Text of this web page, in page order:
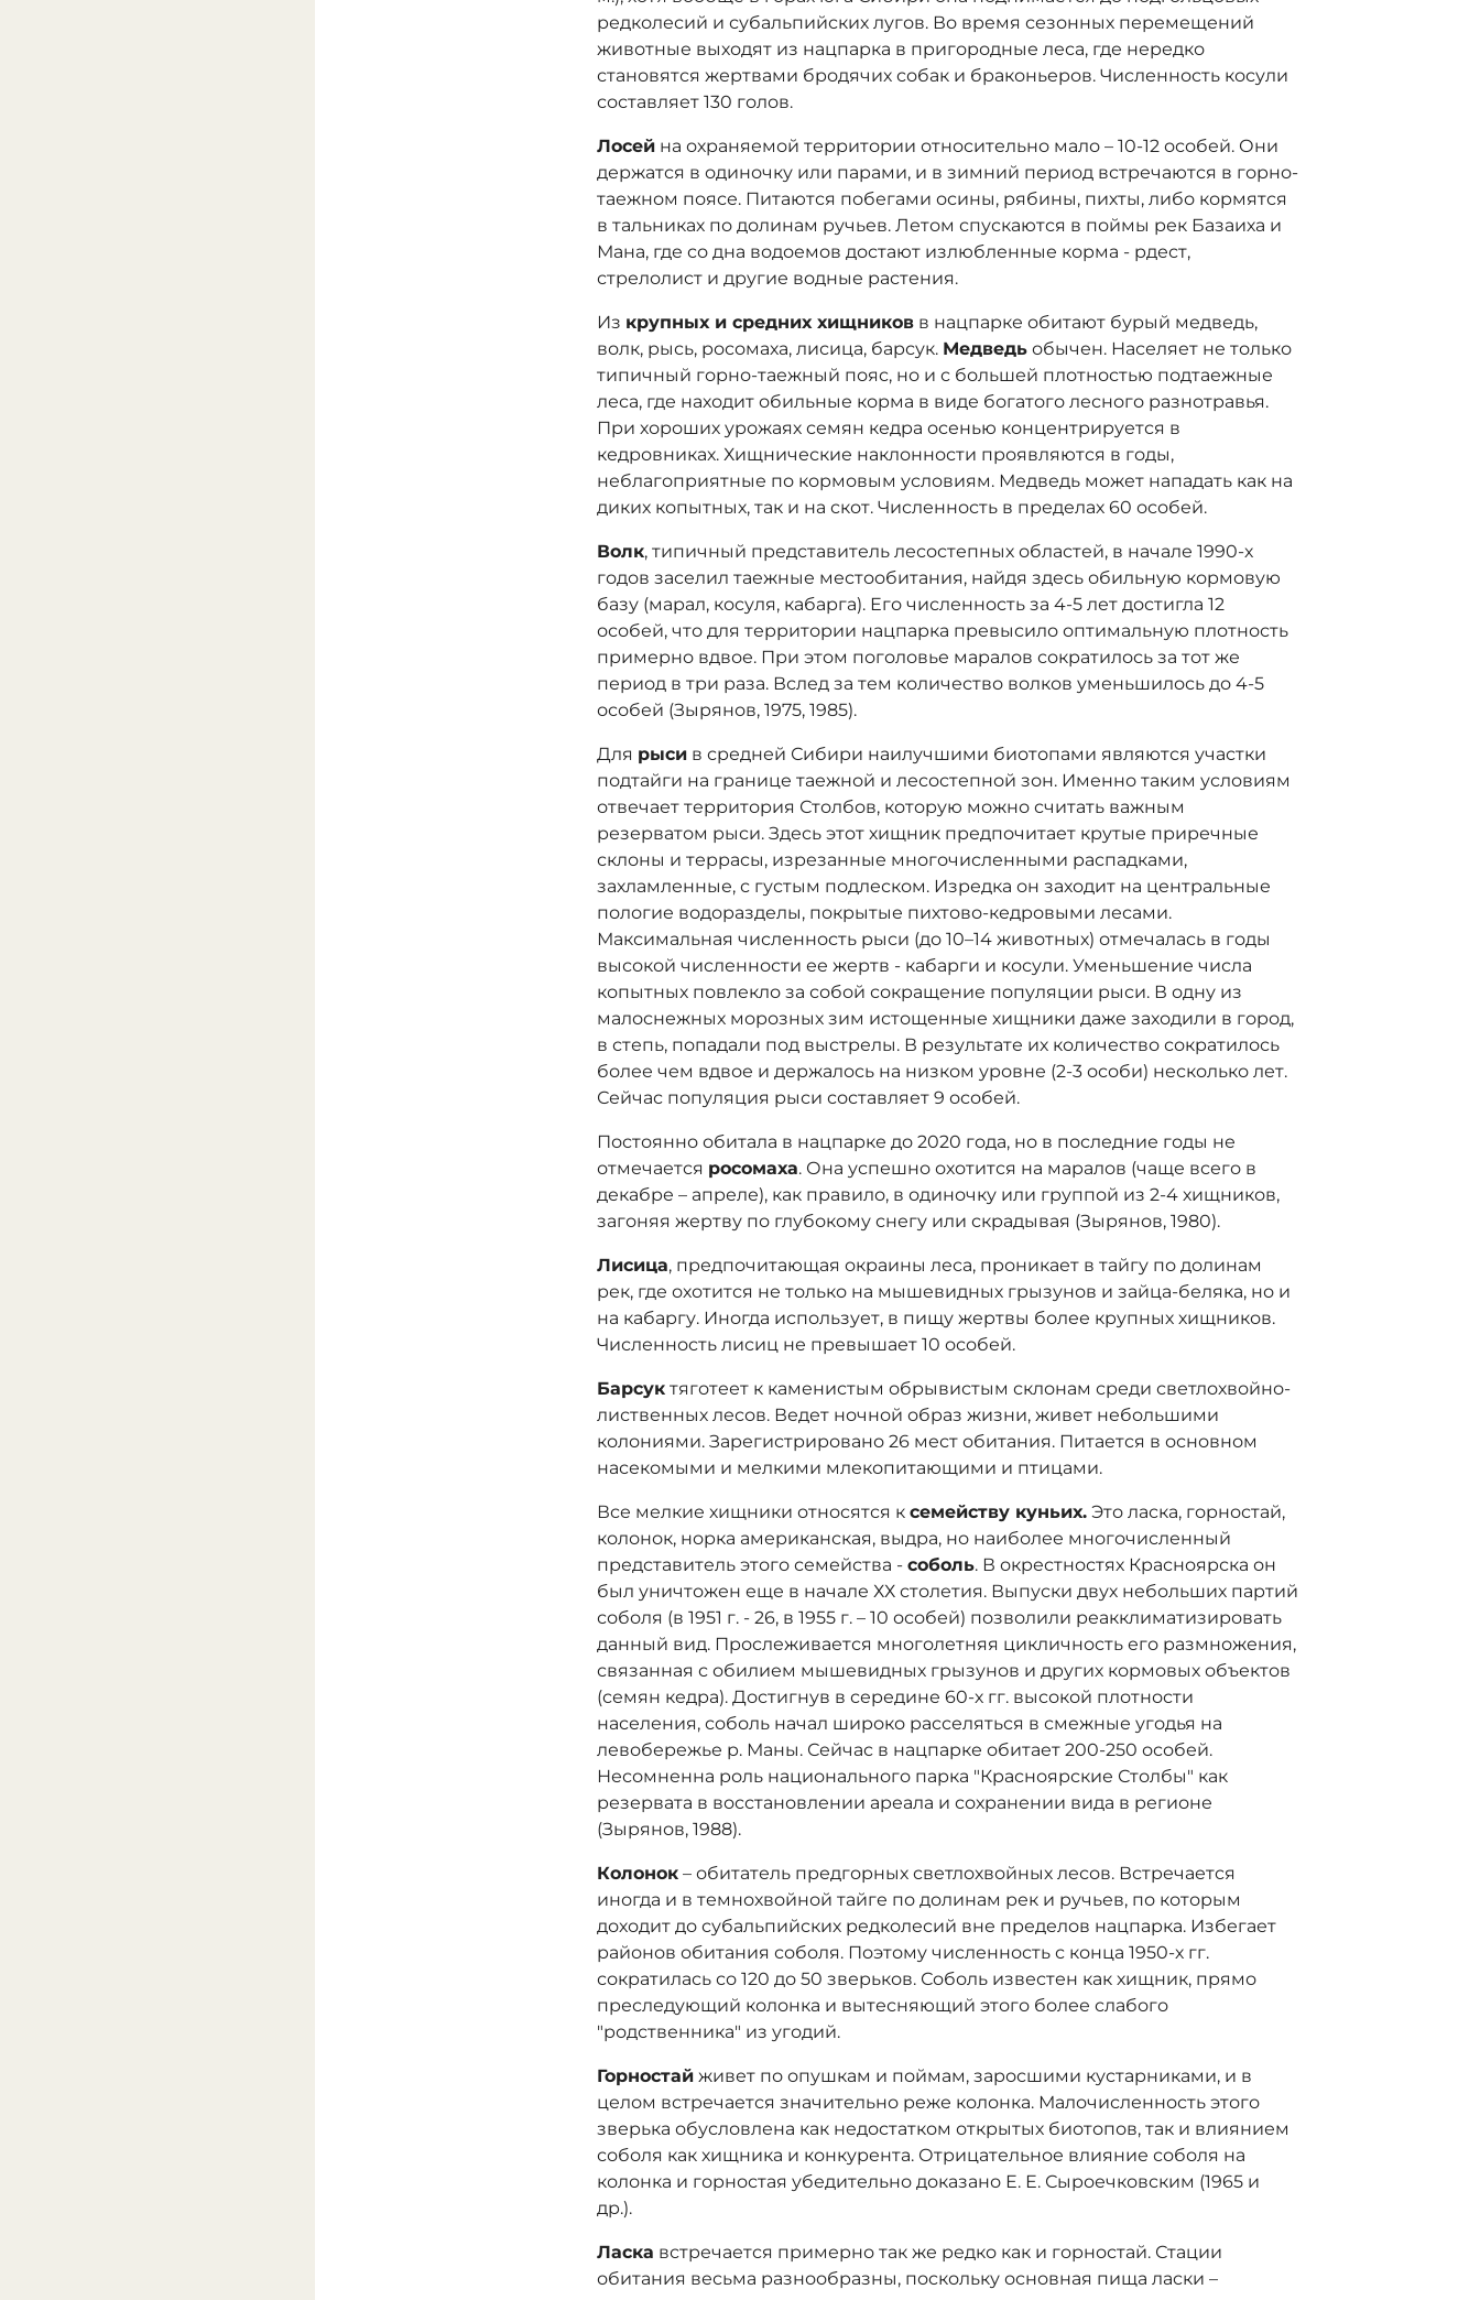
редколесий и субальпийских лугов. Во время сезонных перемещений
животные выходят из нацпарка в пригородные леса, где нередко
становятся жертвами бродячих собак и браконьеров. Численность косули
составляет 130 голов.
Лосей на охраняемой территории относительно мало – 10-12 особей. Они
держатся в одиночку или парами, и в зимний период встречаются в горно-
таежном поясе. Питаются побегами осины, рябины, пихты, либо кормятся
в тальниках по долинам ручьев. Летом спускаются в поймы рек Базаиха и
Мана, где со дна водоемов достают излюбленные корма - рдест,
стрелолист и другие водные растения.
Из крупных и средних хищников в нацпарке обитают бурый медведь,
волк, рысь, росомаха, лисица, барсук. Медведь обычен. Населяет не только
типичный горно-таежный пояс, но и с большей плотностью подтаежные
леса, где находит обильные корма в виде богатого лесного разнотравья.
При хороших урожаях семян кедра осенью концентрируется в
кедровниках. Хищнические наклонности проявляются в годы,
неблагоприятные по кормовым условиям. Медведь может нападать как на
диких копытных, так и на скот. Численность в пределах 60 особей.
Волк, типичный представитель лесостепных областей, в начале 1990-х
годов заселил таежные местообитания, найдя здесь обильную кормовую
базу (марал, косуля, кабарга). Его численность за 4-5 лет достигла 12
особей, что для территории нацпарка превысило оптимальную плотность
примерно вдвое. При этом поголовье маралов сократилось за тот же
период в три раза. Вслед за тем количество волков уменьшилось до 4-5
особей (Зырянов, 1975, 1985).
Для рыси в средней Сибири наилучшими биотопами являются участки
подтайги на границе таежной и лесостепной зон. Именно таким условиям
отвечает территория Столбов, которую можно считать важным
резерватом рыси. Здесь этот хищник предпочитает крутые приречные
склоны и террасы, изрезанные многочисленными распадками,
захламленные, с густым подлеском. Изредка он заходит на центральные
пологие водоразделы, покрытые пихтово-кедровыми лесами.
Максимальная численность рыси (до 10–14 животных) отмечалась в годы
высокой численности ее жертв - кабарги и косули. Уменьшение числа
копытных повлекло за собой сокращение популяции рыси. В одну из
малоснежных морозных зим истощенные хищники даже заходили в город,
в степь, попадали под выстрелы. В результате их количество сократилось
более чем вдвое и держалось на низком уровне (2-3 особи) несколько лет.
Сейчас популяция рыси составляет 9 особей.
Постоянно обитала в нацпарке до 2020 года, но в последние годы не
отмечается росомаха. Она успешно охотится на маралов (чаще всего в
декабре – апреле), как правило, в одиночку или группой из 2-4 хищников,
загоняя жертву по глубокому снегу или скрадывая (Зырянов, 1980).
Лисица, предпочитающая окраины леса, проникает в тайгу по долинам
рек, где охотится не только на мышевидных грызунов и зайца-беляка, но и
на кабаргу. Иногда использует, в пищу жертвы более крупных хищников.
Численность лисиц не превышает 10 особей.
Барсук тяготеет к каменистым обрывистым склонам среди светлохвойно-
лиственных лесов. Ведет ночной образ жизни, живет небольшими
колониями. Зарегистрировано 26 мест обитания. Питается в основном
насекомыми и мелкими млекопитающими и птицами.
Все мелкие хищники относятся ксемейству куньих. Это ласка, горностай,
колонок, норка американская, выдра, но наиболее многочисленный
представитель этого семейства -соболь. В окрестностях Красноярска он
был уничтожен еще в начале ХХ столетия. Выпуски двух небольших партий
соболя (в 1951 г. - 26, в 1955 г. – 10 особей) позволили реакклиматизировать
данный вид. Прослеживается многолетняя цикличность его размножения,
связанная с обилием мышевидных грызунов и других кормовых объектов
(семян кедра). Достигнув в середине 60-х гг. высокой плотности
населения, соболь начал широко расселяться в смежные угодья на
левобережье р. Маны. Сейчас в нацпарке обитает 200-250 особей.
Несомненна роль национального парка "Красноярские Столбы" как
резервата в восстановлении ареала и сохранении вида в регионе
(Зырянов, 1988).
Колонок – обитатель предгорных светлохвойных лесов. Встречается
иногда и в темнохвойной тайге по долинам рек и ручьев, по которым
доходит до субальпийских редколесий вне пределов нацпарка. Избегает
районов обитания соболя. Поэтому численность с конца 1950-х гг.
сократилась со 120 до 50 зверьков. Соболь известен как хищник, прямо
преследующий колонка и вытесняющий этого более слабого
"родственника" из угодий.
Горностай живет по опушкам и поймам, заросшими кустарниками, и в
целом встречается значительно реже колонка. Малочисленность этого
зверька обусловлена как недостатком открытых биотопов, так и влиянием
соболя как хищника и конкурента. Отрицательное влияние соболя на
колонка и горностая убедительно доказано Е. Е. Сыроечковским (1965 и
др.).
Ласка встречается примерно так же редко как и горностай. Стации
обитания весьма разнообразны, поскольку основная пища ласки –